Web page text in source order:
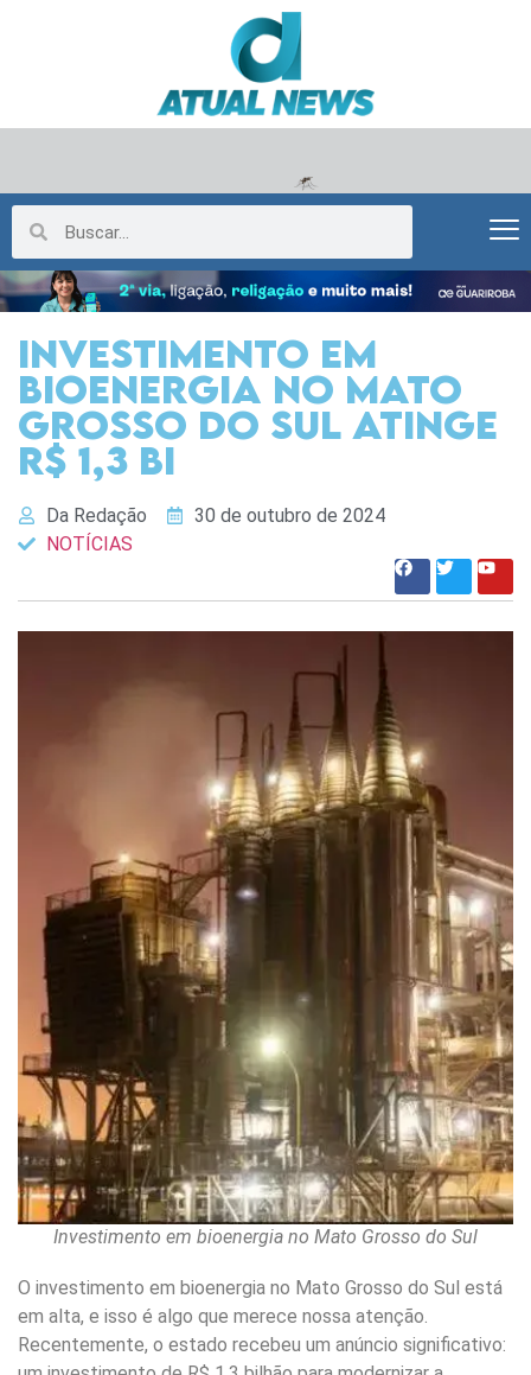
Investimento em
bioenergia no Mato
Grosso do Sul atinge
R$ 1,3 bi
Da Redação
30 de outubro de 2024
NOTÍCIAS
Investimento em bioenergia no Mato Grosso do Sul
O investimento em bioenergia no Mato Grosso do Sul está
em alta, e isso é algo que merece nossa atenção.
Recentemente, o estado recebeu um anúncio significativo: